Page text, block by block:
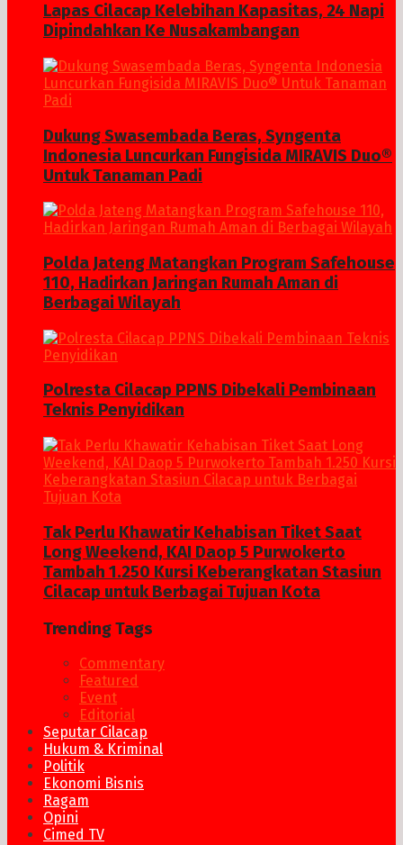
Lapas Cilacap Kelebihan Kapasitas, 24 Napi
Dipindahkan Ke Nusakambangan
Dukung Swasembada Beras, Syngenta
Indonesia Luncurkan Fungisida MIRAVIS Duo®
Untuk Tanaman Padi
Polda Jateng Matangkan Program Safehouse
110, Hadirkan Jaringan Rumah Aman di
Berbagai Wilayah
Polresta Cilacap PPNS Dibekali Pembinaan
Teknis Penyidikan
Tak Perlu Khawatir Kehabisan Tiket Saat
Long Weekend, KAI Daop 5 Purwokerto
Tambah 1.250 Kursi Keberangkatan Stasiun
Cilacap untuk Berbagai Tujuan Kota
Trending Tags
Commentary
Featured
Event
Editorial
Seputar Cilacap
Hukum & Kriminal
Politik
Ekonomi Bisnis
Ragam
Opini
Cimed TV